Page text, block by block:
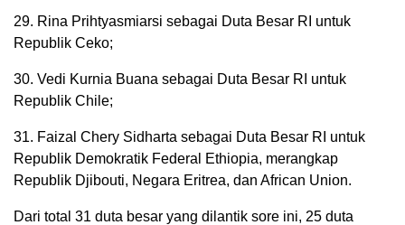
29. Rina Prihtyasmiarsi sebagai Duta Besar RI untuk
Republik Ceko;
30. Vedi Kurnia Buana sebagai Duta Besar RI untuk
Republik Chile;
31. Faizal Chery Sidharta sebagai Duta Besar RI untuk
Republik Demokratik Federal Ethiopia, merangkap
Republik Djibouti, Negara Eritrea, dan African Union.
Dari total 31 duta besar yang dilantik sore ini, 25 duta